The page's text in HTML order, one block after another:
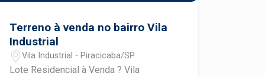
Terreno à venda no bairro Vila
Industrial
Vila Industrial - Piracicaba/SP
Lote Residencial à Venda ? Vila